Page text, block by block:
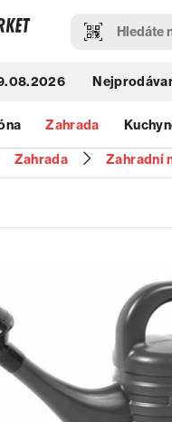
Zahrada
Zahrada Zahradní